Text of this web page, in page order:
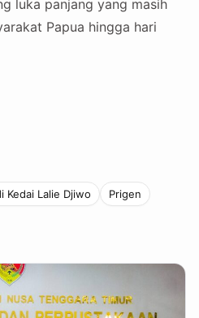
luka panjang yang masih
Papua hingga hari
Kedai Lalie Djiwo Prigen